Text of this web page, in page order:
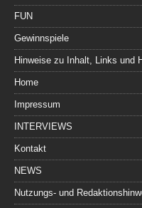
FUN
Gewinnspiele
Hinweise zu Inhalt, Links und
Home
Impressum
INTERVIEWS
Kontakt
NEWS
Nutzungs- und